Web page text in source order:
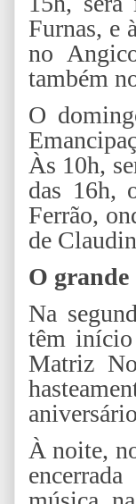
Furnas, e
no
também
O
Às 10h,
das 16h,
Ferrão,
de
O
Na
têm início
Matriz
À noite,